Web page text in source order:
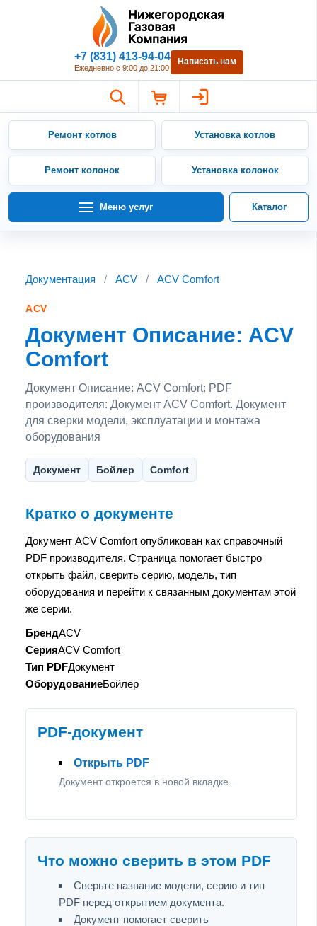
Нижегородская Газовая
+7 (831) 413-94-04
Ежедневно с 9:00 до 21:00
Написать нам
Ремонт котлов Установка котлов
Ремонт колонок Установка колонок
Меню услуг Каталог
Документация / ACV / ACV Comfort
ACV
Документ Описание: ACV
Comfort
Документ Описание: ACV Comfort: PDF
производителя: Документ ACV Comfort. Документ
для сверки модели, эксплуатации и монтажа
оборудования
Документ Бойлер Comfort
Кратко о документе
Документ ACV Comfort опубликован как справочный
PDF производителя. Страница помогает быстро
открыть файл, сверить серию, модель, тип
оборудования и перейти к связанным документам этой
же серии.
БрендACV
СерияACV Comfort
Тип PDFДокумент
ОборудованиеБойлер
PDF-документ
Открыть PDF
Документ откроется в новой вкладке.
Что можно сверить в этом PDF
Сверьте название модели, серию и тип
PDF перед открытием документа.
Документ помогает сверить